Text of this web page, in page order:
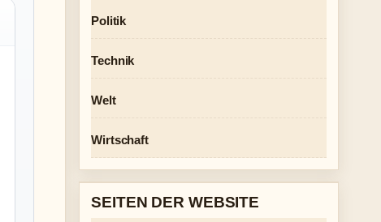
Politik
Technik
Welt
Wirtschaft
SEITEN DER WEBSITE